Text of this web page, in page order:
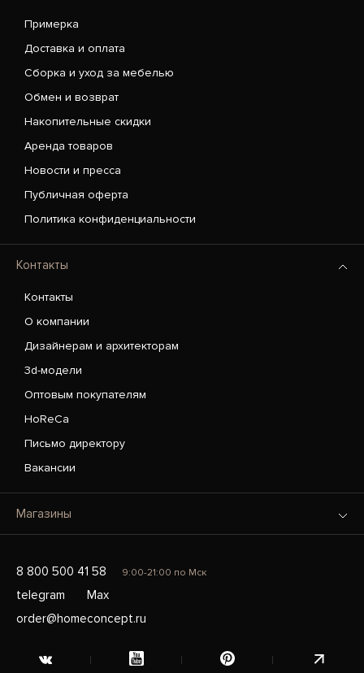
Примерка
Доставка и оплата
Сборка и уход за мебелью
Обмен и возврат
Накопительные скидки
Аренда товаров
Новости и пресса
Публичная оферта
Политика конфиденциальности
Контакты
Контакты
О компании
Дизайнерам и архитекторам
3d-модели
Оптовым покупателям
HoReCa
Письмо директору
Вакансии
Магазины
8 800 500 41 58 9:00-21:00 по Мск
telegram
Max
order@homeconcept.ru